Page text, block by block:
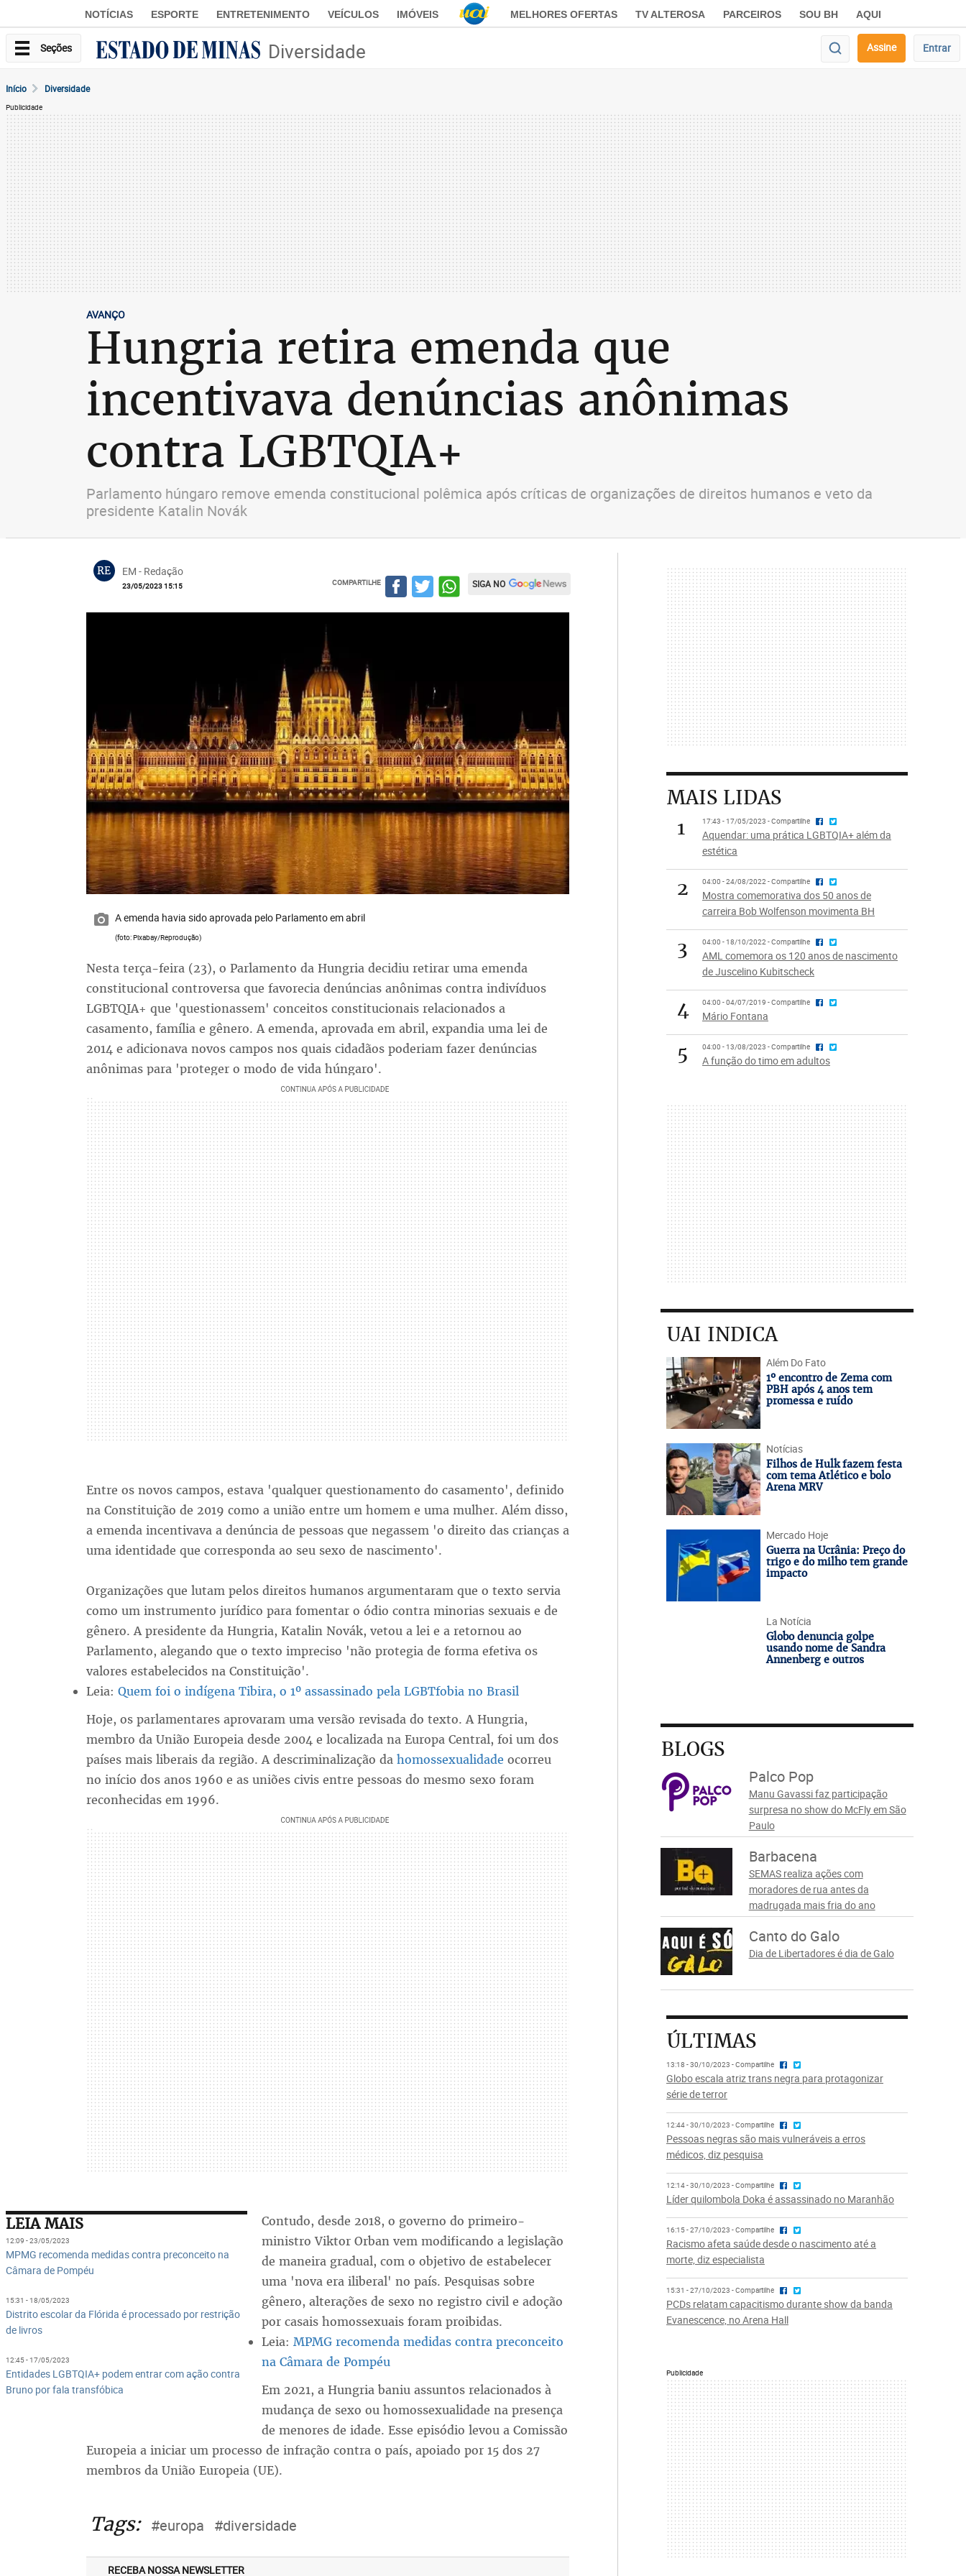
NOTÍCIAS ESPORTE ENTRETENIMENTO VEÍCULOS IMÓVEIS MELHORES OFERTAS TV ALTEROSA PARCEIROS SOU BH AQUI
Seções Diversidade Assine Entrar
Início Diversidade
Publicidade
AVANÇO
Hungria retira emenda que
incentivava denúncias anônimas
contra LGBTQIA+
Parlamento húngaro remove emenda constitucional polêmica após críticas de organizações de direitos humanos e veto da
presidente Katalin Novák
RE EM - Redação
23/05/2023 15:15 COMPARTILHE SIGA NO
A emenda havia sido aprovada pelo Parlamento em abril
(foto: Pixabay/Reprodução)
Nesta terça-feira (23), o Parlamento da Hungria decidiu retirar uma emenda
constitucional controversa que favorecia denúncias anônimas contra indivíduos
LGBTQIA+ que 'questionassem' conceitos constitucionais relacionados a
casamento, família e gênero. A emenda, aprovada em abril, expandia uma lei de
2014 e adicionava novos campos nos quais cidadãos poderiam fazer denúncias
anônimas para 'proteger o modo de vida húngaro'.
Entre os novos campos, estava 'qualquer questionamento do casamento', definido
na Constituição de 2019 como a união entre um homem e uma mulher. Além disso,
a emenda incentivava a denúncia de pessoas que negassem 'o direito das crianças a
uma identidade que corresponda ao seu sexo de nascimento'.
Organizações que lutam pelos direitos humanos argumentaram que o texto servia
como um instrumento jurídico para fomentar o ódio contra minorias sexuais e de
gênero. A presidente da Hungria, Katalin Novák, vetou a lei e a retornou ao
Parlamento, alegando que o texto impreciso 'não protegia de forma efetiva os
valores estabelecidos na Constituição'.
Leia: Quem foi o indígena Tibira, o 1º assassinado pela LGBTfobia no Brasil
Hoje, os parlamentares aprovaram uma versão revisada do texto. A Hungria,
membro da União Europeia desde 2004 e localizada na Europa Central, foi um dos
países mais liberais da região. A descriminalização da homossexualidade ocorreu
no início dos anos 1960 e as uniões civis entre pessoas do mesmo sexo foram
reconhecidas em 1996.
LEIA MAIS
12:09 - 23/05/2023
MPMG recomenda medidas contra preconceito na
Câmara de Pompéu
15:31 - 18/05/2023
Distrito escolar da Flórida é processado por restrição
de livros
12:45 - 17/05/2023
Entidades LGBTQIA+ podem entrar com ação contra
Bruno por fala transfóbica
Contudo, desde 2018, o governo do primeiro-
ministro Viktor Orban vem modificando a legislação
de maneira gradual, com o objetivo de estabelecer
uma 'nova era iliberal' no país. Pesquisas sobre
gênero, alterações de sexo no registro civil e adoção
por casais homossexuais foram proibidas.
Leia: MPMG recomenda medidas contra preconceito
na Câmara de Pompéu
Em 2021, a Hungria baniu assuntos relacionados à
mudança de sexo ou homossexualidade na presença
de menores de idade. Esse episódio levou a Comissão
Europeia a iniciar um processo de infração contra o país, apoiado por 15 dos 27
membros da União Europeia (UE).
Tags: #europa #diversidade
RECEBA NOSSA NEWSLETTER
MAIS LIDAS
1
17:43 - 17/05/2023 - Compartilhe
Aquendar: uma prática LGBTQIA+ além da
estética
2 04:00 - 24/08/2022 - Compartilhe
Mostra comemorativa dos 50 anos de
carreira Bob Wolfenson movimenta BH
3 04:00 - 18/10/2022 - Compartilhe
AML comemora os 120 anos de nascimento
de Juscelino Kubitscheck
4 04:00 - 04/07/2019 - Compartilhe
Mário Fontana
5 04:00 - 13/08/2023 - Compartilhe
A função do timo em adultos
UAI INDICA
Além Do Fato
1º encontro de Zema com
PBH após 4 anos tem
promessa e ruído
Notícias
Filhos de Hulk fazem festa
com tema Atlético e bolo
Arena MRV
Mercado Hoje
Guerra na Ucrânia: Preço do
trigo e do milho tem grande
impacto
La Notícia
Globo denuncia golpe
usando nome de Sandra
Annenberg e outros
BLOGS
Palco Pop
Manu Gavassi faz participação
surpresa no show do McFly em São
Paulo
Barbacena
SEMAS realiza ações com
moradores de rua antes da
madrugada mais fria do ano
Canto do Galo
Dia de Libertadores é dia de Galo
ÚLTIMAS
13:18 - 30/10/2023 - Compartilhe
Globo escala atriz trans negra para protagonizar
série de terror
12:44 - 30/10/2023 - Compartilhe
Pessoas negras são mais vulneráveis a erros
médicos, diz pesquisa
12:14 - 30/10/2023 - Compartilhe
Líder quilombola Doka é assassinado no Maranhão
16:15 - 27/10/2023 - Compartilhe
Racismo afeta saúde desde o nascimento até a
morte, diz especialista
15:31 - 27/10/2023 - Compartilhe
PCDs relatam capacitismo durante show da banda
Evanescence, no Arena Hall
Publicidade